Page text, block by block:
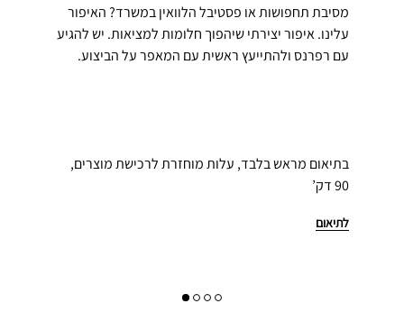
מסיבת תחפושות או פסטיבל הלוואין במשרד? האיפור
עלינו. איפור יצירתי שיהפוך חלומות למציאות. יש להגיע
עם רפרנס ולהתייעץ ראשית עם המאפר על הביצוע.
בתיאום מראש בלבד, עלות מוחזרת לרכישת מוצרים,
90 דק’
לתיאום